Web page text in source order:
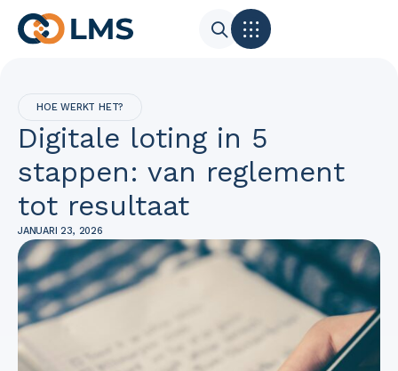
HOE WERKT HET?
Digitale loting in 5
stappen: van reglement
tot resultaat
JANUARI 23, 2026